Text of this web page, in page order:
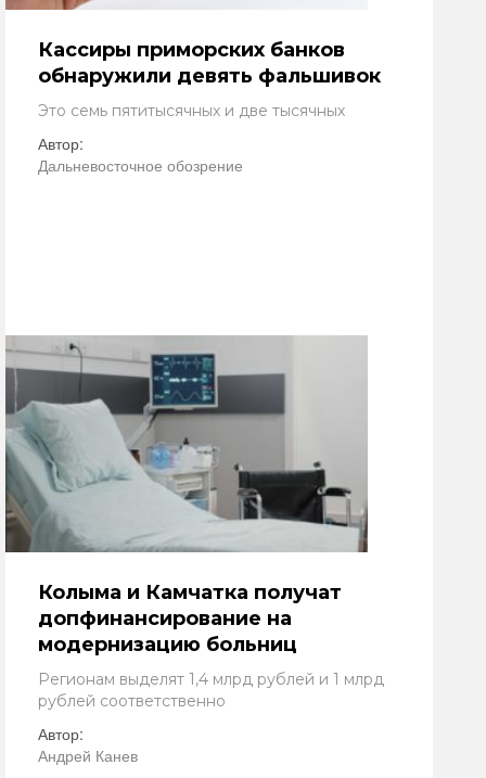
Кассиры приморских банков
обнаружили девять фальшивок
Это семь пятитысячных и две тысячных
Автор:
Дальневосточное обозрение
Колыма и Камчатка получат
допфинансирование на
модернизацию больниц
Регионам выделят 1,4 млрд рублей и 1 млрд
рублей соответственно
Автор:
Андрей Канев